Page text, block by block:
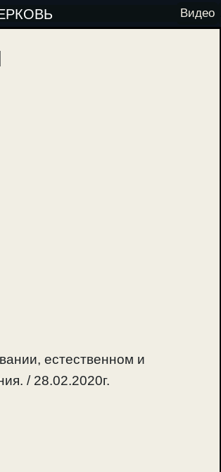
Видео
естественном и
/ 28.02.2020г.